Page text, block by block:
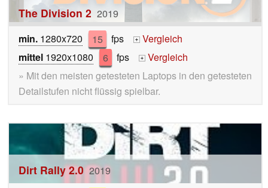
The Division 2 2019
min. 1280x720 15 fps +
Vergleich
mittel 1920x1080 6 fps +
Vergleich
» Mit den meisten getesteten Laptops in den getesteten
Detailstufen nicht flüssig spielbar.
Dirt Rally 2.0 2019